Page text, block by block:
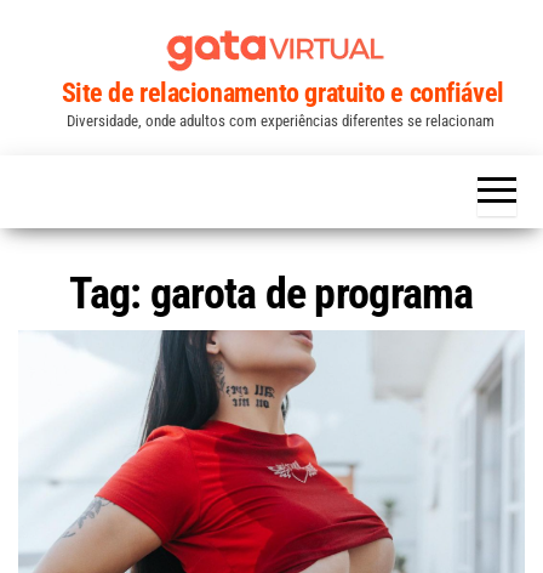
Site de relacionamento gratuito e confiável
Diversidade, onde adultos com experiências diferentes se relacionam
Tag: garota de programa